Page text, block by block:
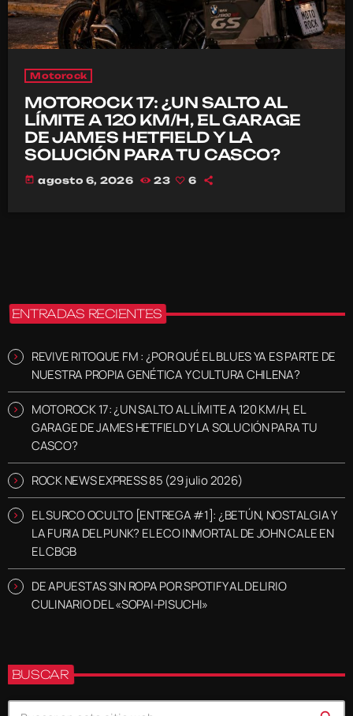
Motorock
MOTOROCK 17: ¿UN SALTO AL
LÍMITE A 120 KM/H, EL GARAGE
DE JAMES HETFIELD Y LA
SOLUCIÓN PARA TU CASCO?
today agosto 6, 2026 23 6
ENTRADAS RECIENTES
REVIVE RITOQUE FM : ¿POR QUÉ EL BLUES YA ES PARTE DE
NUESTRA PROPIA GENÉTICA Y CULTURA CHILENA?
MOTOROCK 17: ¿UN SALTO AL LÍMITE A 120 KM/H, EL
GARAGE DE JAMES HETFIELD Y LA SOLUCIÓN PARA TU
CASCO?
ROCK NEWS EXPRESS 85 (29 julio 2026)
EL SURCO OCULTO [ENTREGA #1]: ¿BETÚN, NOSTALGIA Y
LA FURIA DEL PUNK? EL ECO INMORTAL DE JOHN CALE EN
EL CBGB
DE APUESTAS SIN ROPA POR SPOTIFY AL DELIRIO
CULINARIO DEL «SOPAI-PISUCHI»
BUSCAR